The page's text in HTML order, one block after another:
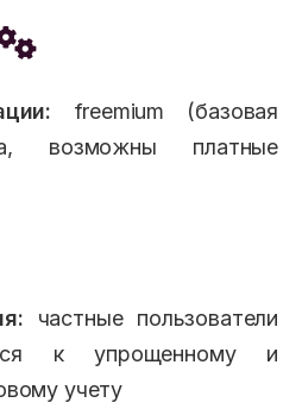
freemium (базовая
возможны платные
частные пользователи
к упрощенному и
учету